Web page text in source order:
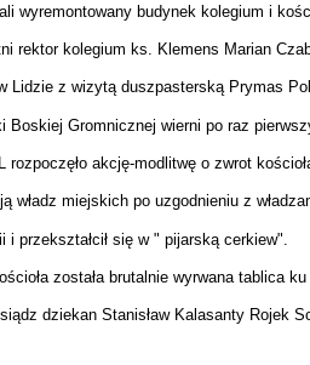
wyremontowany budynek kolegium i
rektor kolegium ks. Klemens Marian
Lidzie z wizytą duszpasterską Prymas
Boskiej Gromnicznej wierni po raz
akcję-modlitwę o zwrot
władz miejskich po uzgodnieniu z
i przekształcił się w " pijarską cerkiew".
została brutalnie wyrwana tablica
dziekan Stanisław Kalasanty Rojek